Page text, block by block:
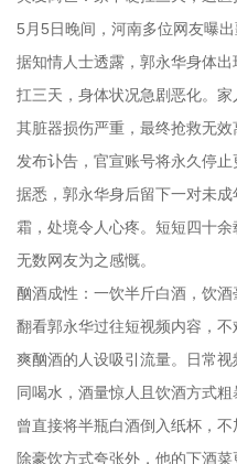
5月5日晚间，河南多位网友曝
据知情人士透露，郭永华身体
扛三天，身体状况急剧恶化。
其脏器损伤严重，最终抢救无
发布讣告，官宣账号将永久停止
据悉，郭永华身后留下一对未
霜，处境令人心疼。短短四十
无数网友为之感慨。
酗酒成性：一饮半斤白酒，饮酒
翻看郭永华过往短视频内容，
爽酗酒的人设吸引流量。日常
同喝水，酒量惊人且饮酒方式
曾直接将半瓶白酒倒入纸杯，不
除豪饮方式夸张外，他的下酒